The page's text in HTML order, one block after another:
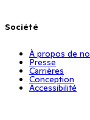
Société
À propos de
Presse
Carrières
Conception
Accessibilité